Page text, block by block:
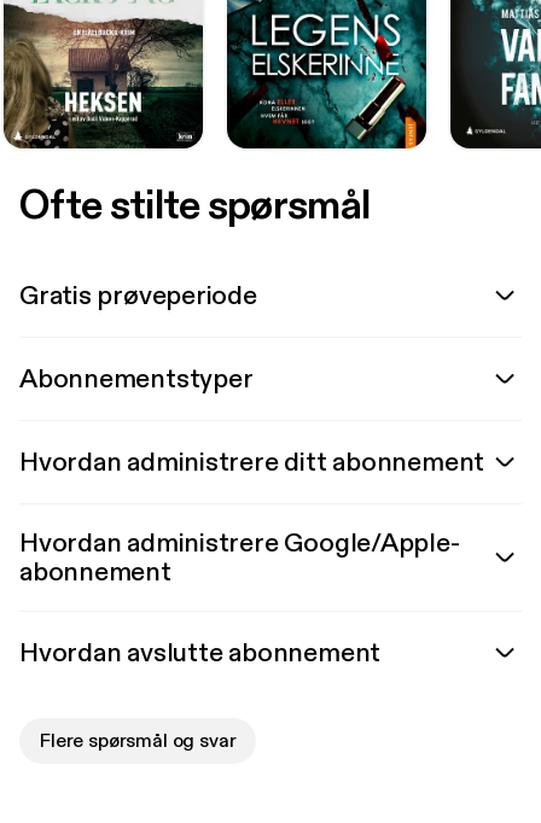
Ofte stilte spørsmål
Gratis prøveperiode
Abonnementstyper
Hvordan administrere ditt abonnement
Hvordan administrere Google/Apple-
abonnement
Hvordan avslutte abonnement
Flere spørsmål og svar